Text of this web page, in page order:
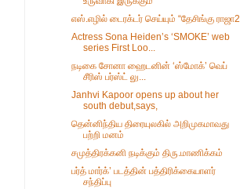
எஸ்.எழில் டைரக்டர் செய்யும் “தேசிங்கு ராஜா2
Actress Sona Heiden’s ‘SMOKE’ web
series First Loo...
நடிகை சோனா ஹைடனின் ‘ஸ்மோக்’ வெப்
சீரிஸ் பர்ஸ்ட் லு...
Janhvi Kapoor opens up about her
south debut,says,
தென்னிந்திய திரையுலகில் அறிமுகமாவது
பற்றி மனம்
சமுத்திரக்கனி நடிக்கும் திரு.மாணிக்கம்
பர்த் மார்க்’ படத்தின் பத்திரிக்கையாளர்
சந்திப்பு